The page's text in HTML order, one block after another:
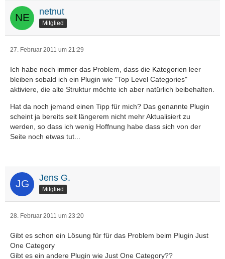
netnut
Mitglied
27. Februar 2011 um 21:29
Ich habe noch immer das Problem, dass die Kategorien leer
bleiben sobald ich ein Plugin wie "Top Level Categories"
aktiviere, die alte Struktur möchte ich aber natürlich beibehalten.
Hat da noch jemand einen Tipp für mich? Das genannte Plugin
scheint ja bereits seit längerem nicht mehr Aktualisiert zu
werden, so dass ich wenig Hoffnung habe dass sich von der
Seite noch etwas tut...
Jens G.
Mitglied
28. Februar 2011 um 23:20
Gibt es schon ein Lösung für für das Problem beim Plugin Just
One Category
Gibt es ein andere Plugin wie Just One Category??